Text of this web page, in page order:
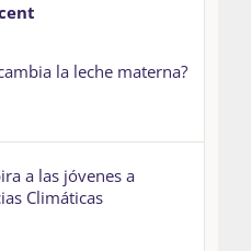
la leche materna?
a las jóvenes a
Climáticas